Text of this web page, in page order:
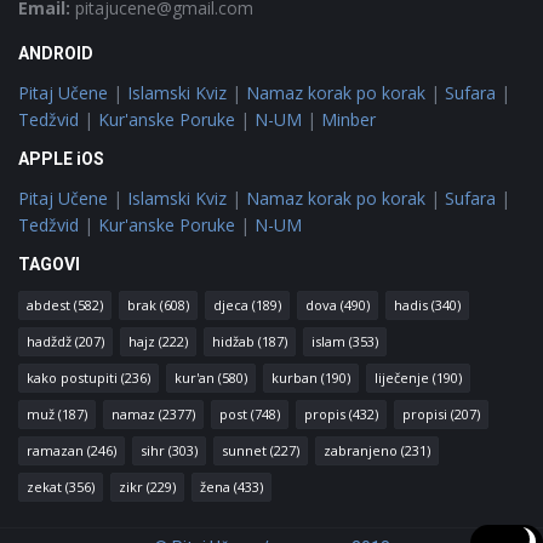
Email: pitajucene@gmail.com
ANDROID
Pitaj Učene | Islamski Kviz | Namaz korak po korak | Sufara |
Tedžvid | Kur'anske Poruke | N-UM | Minber
APPLE iOS
Pitaj Učene | Islamski Kviz | Namaz korak po korak | Sufara |
Tedžvid | Kur'anske Poruke | N-UM
TAGOVI
abdest (582) brak (608) djeca (189) dova (490) hadis (340)
hadždž (207) hajz (222) hidžab (187) islam (353)
kako postupiti (236) kur'an (580) kurban (190) liječenje (190)
muž (187) namaz (2377) post (748) propis (432) propisi (207)
ramazan (246) sihr (303) sunnet (227) zabranjeno (231)
zekat (356) zikr (229) žena (433)